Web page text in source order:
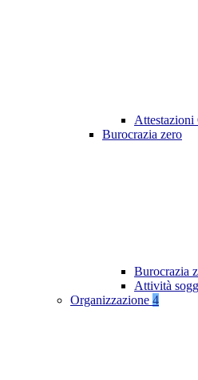
Attestazioni
Burocrazia zero
Burocrazia
Attività
Organizzazione 4